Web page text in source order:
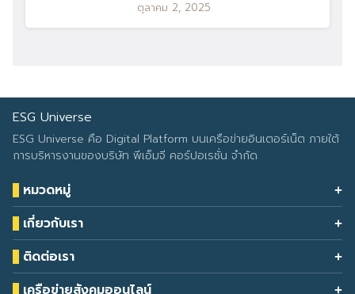
ตุลาคม 2, 2025
ESG Universe
ESG Universe คือ Digital Platform บนเครือข่ายอินเตอร์เน็ต ภายใต้
การบริหารงานของบริษัท พีเอ็มจี คอร์ปอเรชั่น จำกัด
หมวดหมู่
Health & Wellness
Eco Icon
ESG Data
Climate Change
เกี่ยวกับเรา
Our Services
About Us
Contact Us
ติดต่อเรา
โทรศัพท์: 090-549-2524
เครือข่ายสังคมออนไลน์